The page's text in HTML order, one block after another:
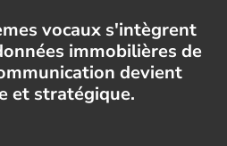
vocaux s'intègrent
immobilières de
devient
et stratégique.